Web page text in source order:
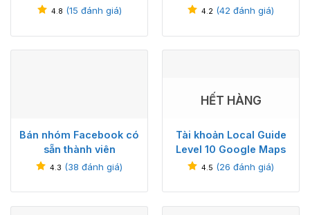
4.8 (15 đánh giá) 4.2 (42 đánh giá)
Bán nhóm Facebook có
sẵn thành viên
4.3 (38 đánh giá)
HẾT HÀNG
Tài khoản Local Guide
Level 10 Google Maps
4.5 (26 đánh giá)